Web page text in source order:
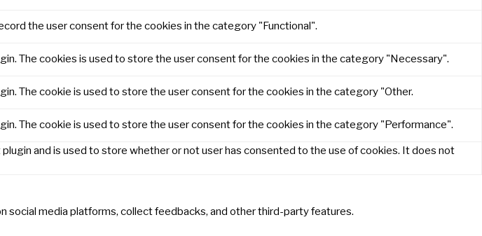
the user consent for the cookies in the category "Functional".
The cookies is used to store the user consent for the cookies in the category "Necessary".
The cookie is used to store the user consent for the cookies in the category "Other.
The cookie is used to store the user consent for the cookies in the category "Performance".
and is used to store whether or not user has consented to the use of cookies. It does not
media platforms, collect feedbacks, and other third-party features.